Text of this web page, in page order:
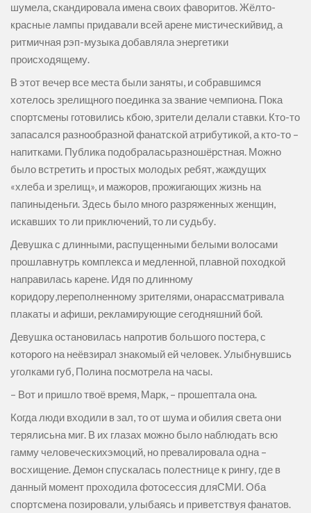
шумела, скандировала имена своих фаворитов. Жёлто-
красные лампы придавали всей арене мистическийвид, а
ритмичная рэп-музыка добавляла энергетики
происходящему.
В этот вечер все места были заняты, и собравшимся
хотелось зрелищного поединка за звание чемпиона. Пока
спортсмены готовились кбою, зрители делали ставки. Кто-то
запасался разнообразной фанатской атрибутикой, а кто-то –
напитками. Публика подобраласьразношёрстная. Можно
было встретить и простых молодых ребят, жаждущих
«хлеба и зрелищ», и мажоров, прожигающих жизнь на
папиныденьги. Здесь было много разряженных женщин,
искавших то ли приключений, то ли судьбу.
Девушка с длинными, распущенными белыми волосами
прошлавнутрь комплекса и медленной, плавной походкой
направилась карене. Идя по длинному
коридору,переполненному зрителями, онарассматривала
плакаты и афиши, рекламирующие сегодняшний бой.
Девушка остановилась напротив большого постера, с
которого на неёвзирал знакомый ей человек. Улыбнувшись
уголками губ, Полина посмотрела на часы.
– Вот и пришло твоё время, Марк, – прошептала она.
Когда люди входили в зал, то от шума и обилия света они
терялисьна миг. В их глазах можно было наблюдать всю
гамму человеческихэмоций, но превалировала одна –
восхищение. Демон спускалась полестнице к рингу, где в
данный момент проходила фотосессия дляСМИ. Оба
спортсмена позировали, улыбаясь и приветствуя фанатов.